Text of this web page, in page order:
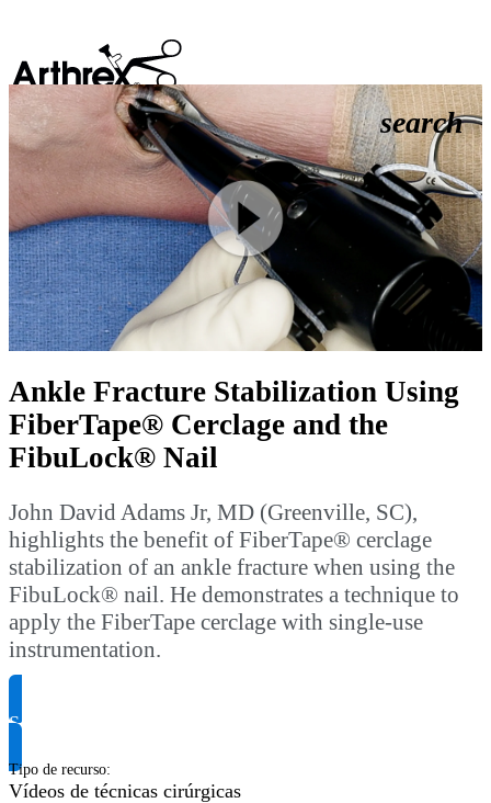
search
Play
Video
Ankle Fracture Stabilization Using
FiberTape® Cerclage and the
FibuLock® Nail
John David Adams Jr, MD (Greenville, SC),
highlights the benefit of FiberTape® cerclage
stabilization of an ankle fracture when using the
FibuLock® nail. He demonstrates a technique to
apply the FiberTape cerclage with single-use
instrumentation.
Solicite informação do produto
Tipo de recurso:
Vídeos de técnicas cirúrgicas